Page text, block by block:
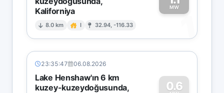
Kaliforniya
8.0 km I 32.94, -116.33
MW
1
23:35:47 06.08.2026
Lake Henshaw'ın 6 km
kuzey-kuzeydoğusunda,
0.6